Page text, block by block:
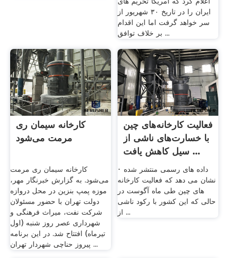
ایران را در تاریخ ۳۰ شهریور از
سر خواهد گرفت اما این اقدام
بر خلاف توافق ...
کارخانه سیمان ری
مرمت می‌شود
کارخانه سیمان ری مرمت
می‌شود. به گزارش خبرنگار مهر،
موزه پمپ بنزین در محل دروازه
دولت تهران با حضور مسئولان
شرکت نفت، میراث فرهنگی و
شهرداری عصر روز شنبه (اول
تیرماه) افتتاح شد. در این برنامه
پیروز حناچی شهردار تهران ...
فعالیت کارخانه‌های چین
با خسارت‌های ناشی از
سیل کاهش یافت ...
· داده های رسمی منتشر شده
نشان می دهد که فعالیت کارخانه
های چین طی ماه آگوست در
حالی که این کشور با رکود ناشی
از ...